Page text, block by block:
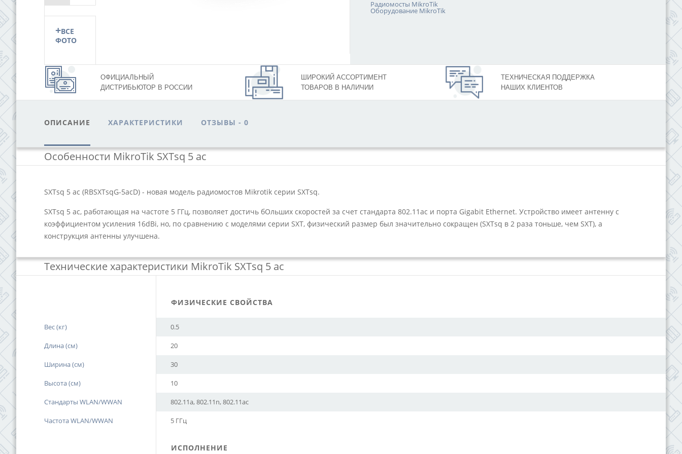
+ВСЕ
ФОТО
Радиомосты MikroTik
Оборудование MikroTik
ОФИЦИАЛЬНЫЙ
ДИСТРИБЬЮТОР В РОССИИ
ШИРОКИЙ АССОРТИМЕНТ
ТОВАРОВ В НАЛИЧИИ
ТЕХНИЧЕСКАЯ ПОДДЕРЖКА
НАШИХ КЛИЕНТОВ
ОПИСАНИЕ ХАРАКТЕРИСТИКИ ОТЗЫВЫ - 0
Особенности MikroTik SXTsq 5 ac
SXTsq 5 ac (RBSXTsqG-5acD) - новая модель радиомостов Mikrotik серии SXTsq.
SXTsq 5 ac, работающая на частоте 5 ГГц, позволяет достичь бОльших скоростей за счет стандарта 802.11ac и порта Gigabit Ethernet. Устройство имеет антенну с
коэффициентом усиления 16dBi, но, по сравнению с моделями серии SXT, физический размер был значительно сокращен (SXTsq в 2 раза тоньше, чем SXT), а
конструкция антенны улучшена.
Технические характеристики MikroTik SXTsq 5 ac
ФИЗИЧЕСКИЕ СВОЙСТВА
Вес (кг)
Длина (см)
Ширина (см)
Высота (см)
Стандарты WLAN/WWAN
Частота WLAN/WWAN
ИСПОЛНЕНИЕ
0.5
20
30
10
802.11a, 802.11n, 802.11ac
5 ГГц